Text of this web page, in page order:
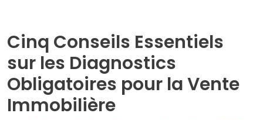
Cinq Conseils Essentiels
sur les Diagnostics
Obligatoires pour la Vente
Immobilière